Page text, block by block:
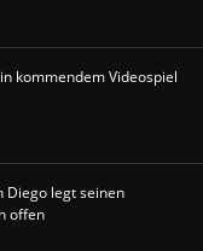
kommendem Videospiel
Diego legt seinen
offen